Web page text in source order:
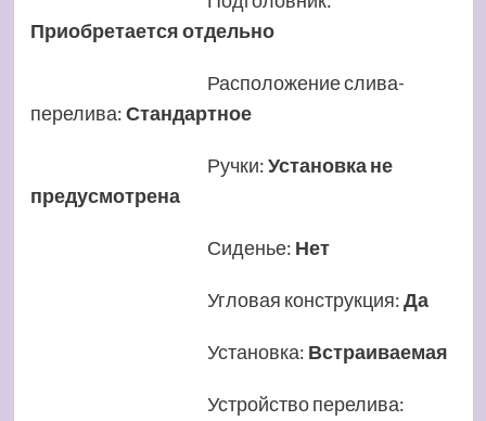
Приобретается отдельно
Расположение слива-
перелива:Стандартное
Ручки:Установка не
предусмотрена
Сиденье: Нет
Угловая конструкция:Да
Установка: Встраиваемая
Устройство перелива: